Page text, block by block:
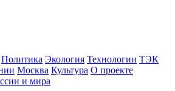
Политика Экология Технологии ТЭК
Москва Культура О проекте
и мира